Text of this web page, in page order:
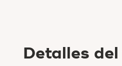
Detalles